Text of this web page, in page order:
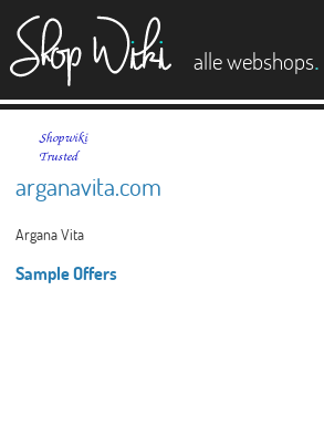
alle webshops.
arganavita.com
Argana Vita
Sample Offers